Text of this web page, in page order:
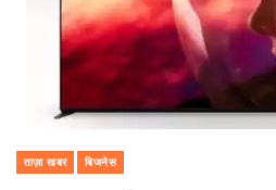
ताज़ा खबर बिजनेस